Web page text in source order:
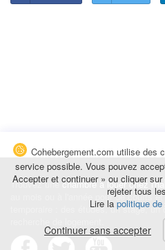
Trouvez unechambre à louer chez
au mois ou à l'année pour de courts
temporaire : des études, un stage, un
Cohebergement.com utilise des
service possible. Vous pouvez
Accepter et continuer » ou cliquer
rejeter tous
Lire la politique
Continuer sans accepter